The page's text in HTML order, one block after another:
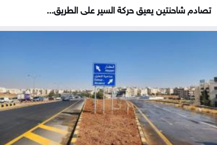
تصادم شاحنتين يعيق حركة السير على الطريق...